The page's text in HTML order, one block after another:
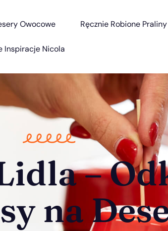
Owocowe Ręcznie Robione Praliny
Inspiracje Nicola
–
na